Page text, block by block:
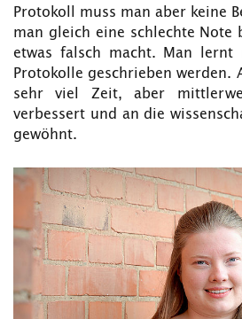
Protokoll muss man aber keine
man gleich eine schlechte Note
etwas falsch macht. Man lernt
Protokolle geschrieben werden.
sehr viel Zeit, aber
verbessert und an die
gewöhnt.